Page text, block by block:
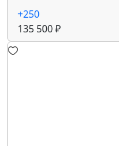
+250
135 500 ₽